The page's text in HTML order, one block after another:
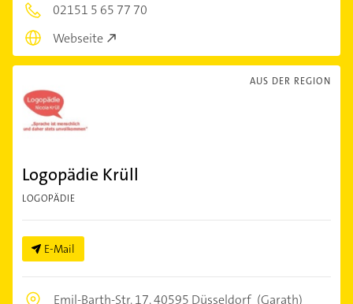
02151 5 65 77 70
Webseite
AUS DER REGION
Logopädie Krüll
LOGOPÄDIE
E-Mail
Emil-Barth-Str. 17,40595 Düsseldorf (Garath)